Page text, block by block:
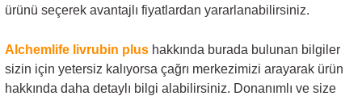
ürünü seçerek avantajlı fiyatlardan yararlanabilirsiniz.
Alchemlife livrubin plus hakkında burada bulunan bilgiler
sizin için yetersiz kalıyorsa çağrı merkezimizi arayarak ürün
hakkında daha detaylı bilgi alabilirsiniz. Donanımlı ve size